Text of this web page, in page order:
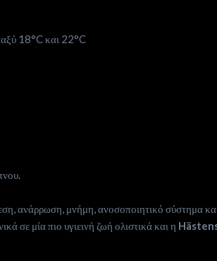
18°C και 22°C
ανάρρωση, μνήμη, ανοσοποιητικό σύστημα
σε μία πιο υγιεινή ζωή ολιστικά και η